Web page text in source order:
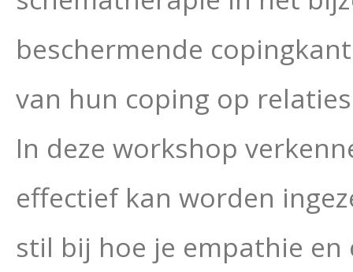
beschermende
van hun coping op
In deze workshop
effectief kan worden
stil bij hoe je empathie